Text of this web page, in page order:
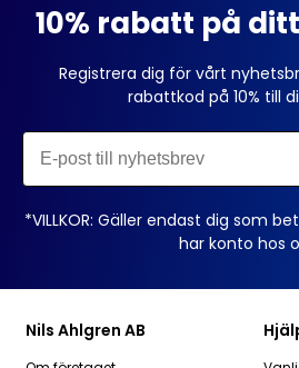
10% rabatt på
Registrera dig för vårt
rabattkod på 10% till
*VILLKOR: Gäller endast dig som
har konto hos
Nils Ahlgren AB